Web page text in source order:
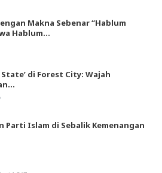
Makna Sebenar “Hablum
Hablum…
di Forest City: Wajah
Parti Islam di Sebalik Kemenangan